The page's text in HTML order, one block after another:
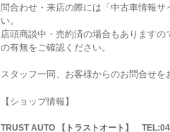
問合わせ・来店の際には「中古車情報
い。
店頭商談中・売約済の場合もあります
の有無をご確認ください。
スタッフ一同、お客様からのお問合せを
【ショップ情報】
TRUST AUTO 【トラストオート】